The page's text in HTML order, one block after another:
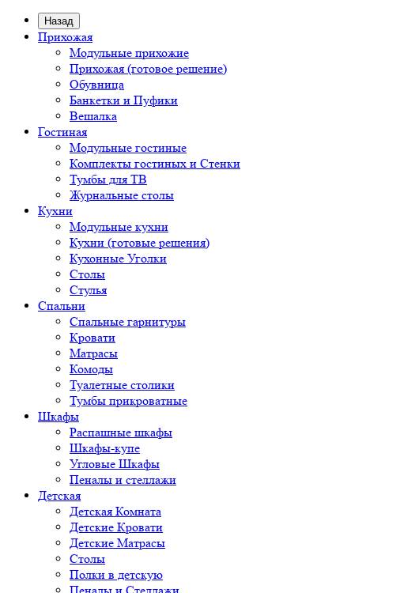
Назад
Прихожая
Модульные прихожие
Прихожая (готовое решение)
Обувница
Банкетки и Пуфики
Вешалка
Гостиная
Модульные гостиные
Комплекты гостиных и Стенки
Тумбы для ТВ
Журнальные столы
Кухни
Модульные кухни
Кухни (готовые решения)
Кухонные Уголки
Столы
Стулья
Спальни
Спальные гарнитуры
Кровати
Матрасы
Комоды
Туалетные столики
Тумбы прикроватные
Шкафы
Распашные шкафы
Шкафы-купе
Угловые Шкафы
Пеналы и стеллажи
Детская
Детская Комната
Детские Кровати
Детские Матрасы
Столы
Полки в детскую